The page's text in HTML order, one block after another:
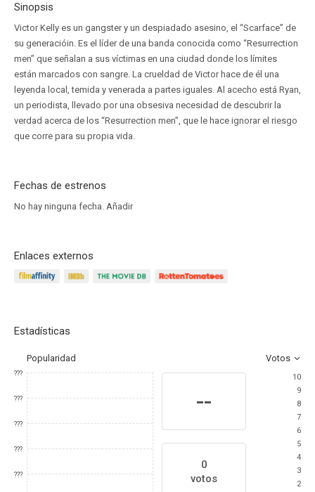
Sinopsis
Victor Kelly es un gangster y un despiadado asesino, el “Scarface” de
su generacióin. Es el líder de una banda conocida como “Resurrection
men” que señalan a sus víctimas en una ciudad donde los límites
están marcados con sangre. La crueldad de Victor hace de él una
leyenda local, temida y venerada a partes iguales. Al acecho está Ryan,
un periodista, llevado por una obsesiva necesidad de descubrir la
verdad acerca de los “Resurrection men”, que le hace ignorar el riesgo
que corre para su propia vida.
Fechas de estrenos
No hay ninguna fecha. Añadir
Enlaces externos
Estadísticas
Popularidad Votos
???
???
???
???
???
--
0
votos
10
9
8
7
6
5
4
3
2